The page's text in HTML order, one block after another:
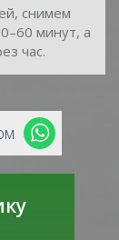
снимем
минут, а
час.